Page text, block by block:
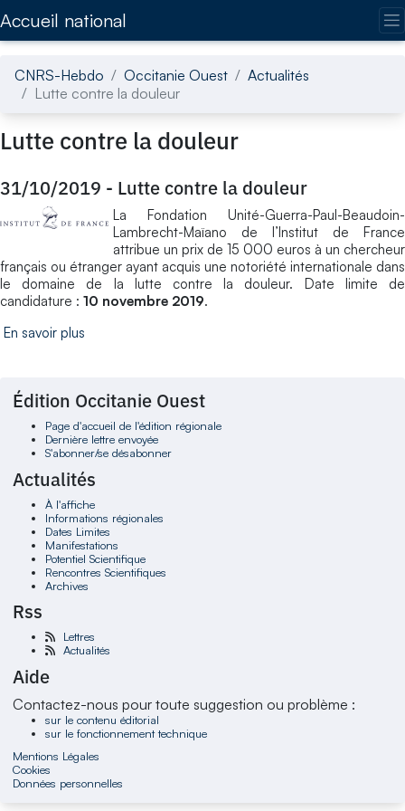
Accueil national
CNRS-Hebdo Occitanie Ouest
Actualités
Lutte contre la douleur
Lutte contre la douleur
31/10/2019 - Lutte contre la douleur
La Fondation Unité-Guerra-Paul-Beaudoin-
Lambrecht-Maïano de l’Institut de France
attribue un prix de 15 000 euros à un chercheur
français ou étranger ayant acquis une notoriété internationale dans
le domaine de la lutte contre la douleur. Date limite de
candidature : 10 novembre 2019.
En savoir plus
Édition Occitanie Ouest
Page d'accueil de l'édition régionale
Dernière lettre envoyée
S'abonner/se désabonner
Actualités
À l'affiche
Informations régionales
Dates Limites
Manifestations
Potentiel Scientifique
Rencontres Scientifiques
Archives
Rss
Lettres
Actualités
Aide
Contactez-nous pour toute suggestion ou problème :
sur le contenu éditorial
sur le fonctionnement technique
Mentions Légales
Cookies
Données personnelles